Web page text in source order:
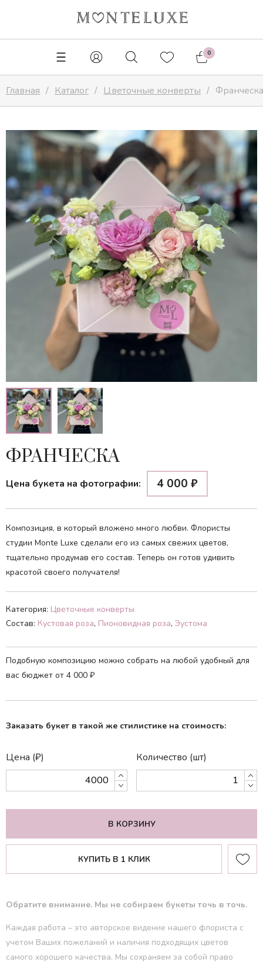
0
Главная Каталог Цветочные конверты Франческа
ФРАНЧЕСКА
Цена букета на фотографии: 4 000 ₽
Композиция, в который вложено много любви. Флористы
студии Monte Luxe сделали его из самых свежих цветов,
тщательно продумав его состав. Теперь он готов удивить
красотой своего получателя!
Категория: Цветочные конверты
Состав: Кустовая роза, Пионовидная роза, Эустома
Подобную композицию можно собрать на любой удобный для
вас бюджет от 4 000 ₽
Заказать букет в такой же стилистике на стоимость:
Цена (₽) Количество (шт)
В КОРЗИНУ
КУПИТЬ В 1 КЛИК
Обратите внимание. Мы не собираем букеты точь в точь.
Каждая работа – это авторское видение нашего флориста с
учетом Ваших пожеланий и наличия подходящих цветов
самого хорошего качества. Мы сохраняем за собой право